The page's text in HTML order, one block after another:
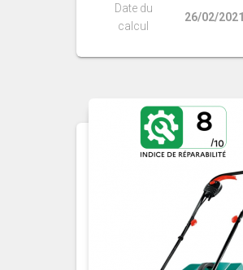
Date du
calcul
26/02/2021